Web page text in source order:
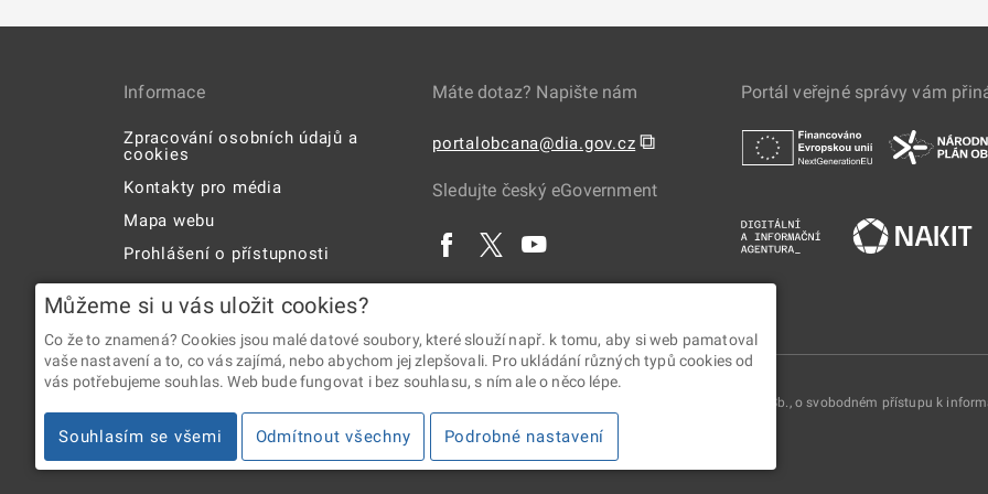
Informace
Zpracování osobních údajů a
cookies
Kontakty pro média
Mapa webu
Prohlášení o přístupnosti
Máte dotaz? Napište nám
portalobcana@dia.gov.cz ⧉
Sledujte český eGovernment
Portál veřejné správy vám
2026 © Digitální a informační agentura • Informace jsou poskytovány v souladu se zákonem č. 106/1999 Sb., o svobodném přístupu k
Můžeme si u vás uložit cookies?
Co že to znamená? Cookies jsou malé datové soubory, které slouží např. k tomu, aby si web pamatoval
vaše nastavení a to, co vás zajímá, nebo abychom jej zlepšovali. Pro ukládání různých typů cookies od
vás potřebujeme souhlas. Web bude fungovat i bez souhlasu, s ním ale o něco lépe.
Souhlasím se všemi Odmítnout všechny Podrobné nastavení